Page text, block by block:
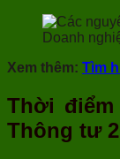
Doanh
Xem thêm: Tìm
Thời
Thông tư